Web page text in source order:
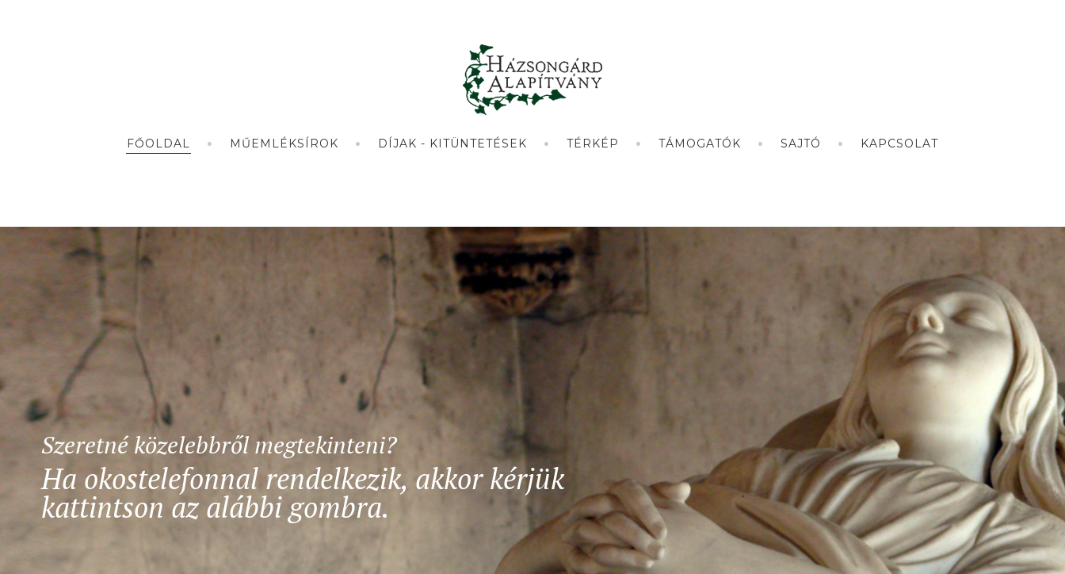
FŐOLDAL MŰEMLÉKSÍROK DÍJAK - KITÜNTETÉSEK TÉRKÉP TÁMOGATÓK SAJTÓ KAPCSOLAT
Szeretné közelebbről megtekinteni?
Ha okostelefonnal rendelkezik, akkor kérjük
kattintson az alábbi gombra.